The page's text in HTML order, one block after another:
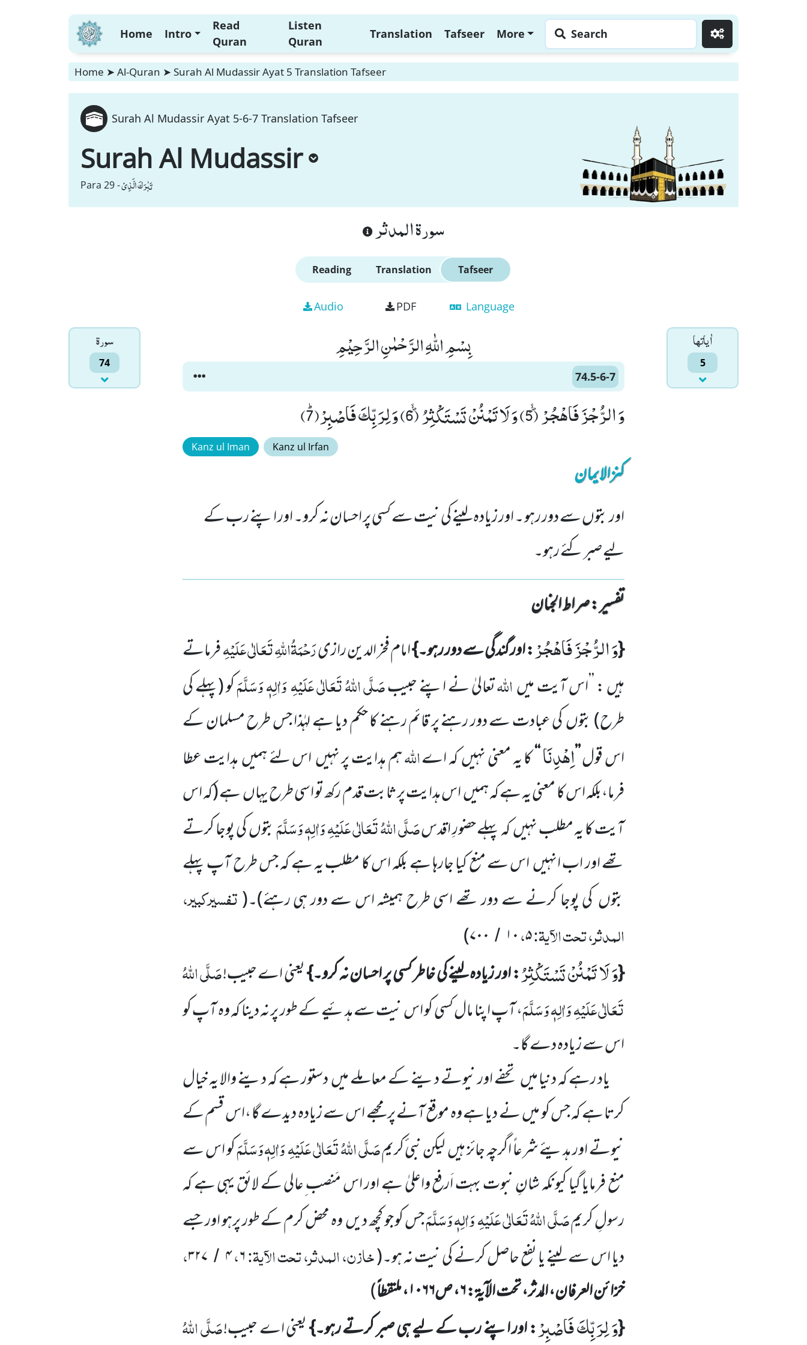
Home Intro
Read
Quran
Listen
Quran
Translation Tafseer More Search
Home ➤ Al-Quran ➤ Surah Al Mudassir Ayat 5 Translation Tafseer
Surah Al Mudassir Ayat 5-6-7 Translation Tafseer
Surah Al Mudassir
Para 29 -تَبٰرَكَ الَّذِیْ
سورة المدثر
Reading Translation Tafseer
Audio PDF Language
سورۃ
74
اٰياتها
5
بِسْمِ اللّٰهِ الرَّحْمٰنِ الرَّحِیْمِ
74.5-6-7
وَ الرُّجْزَ فَاهْجُرْﭪ (5) وَ لَا تَمْنُنْ تَسْتَكْثِرُﭪ (6) وَ لِرَبِّكَ فَاصْبِرْﭤ(7)
Kanz ul Iman Kanz ul Irfan
کنزالایمان
اور بتوں سے دور رہو ۔ اور زیادہ لینے کی نیت سے کسی پر احسان نہ کرو۔ اور اپنے رب کے
لیے صبر کئے رہو۔
تفسیر : ‎صراط الجنان
{وَ الرُّجْزَ فَاهْجُرْ: اور گندگی سے دور رہو۔}امام فخر الدین رازیرَحْمَۃُاللّٰہِ تَعَالٰی عَلَیْہِفرماتے
ہیں :’’اس آیت میںاللّٰہتعالیٰ نے اپنے حبیبصَلَّی اللّٰہُ تَعَالٰی عَلَیْہِوَاٰلِہٖ وَسَلَّمَکو(پہلے کی
طرح)بتوںکی عبادت سے دور رہنے پر قائم رہنے کاحکم دیا ہے لہٰذا جس طرح مسلمان کے
اس قول’’اِهْدِنَا‘‘کا یہ معنی نہیںکہ اےاللّٰہہم ہدایت پر نہیںاس لئے ہمیںہدایت عطا
فرما،بلکہ اس کا معنی یہ ہے کہ ہمیںاس ہدایت پر ثابت قدم رکھ تو اسی طرح یہاںہے(کہ اس
آیت کا یہ مطلب نہیںکہ پہلے حضورِ اقدسصَلَّی اللّٰہُ تَعَالٰی عَلَیْہِوَاٰلِہٖ وَسَلَّمَبتوںکی پوجا کرتے
تھے اور اب انہیںاس سے منع کیا جارہا ہے بلکہ اس کا مطلب یہ ہے کہ جس طرح آپ پہلے
بتوں کی پوجا کرنے سے دور تھے اسی طرح ہمیشہ اس سے دور ہی رہئے)۔(تفسیرکبیر،
المدثر، تحت الآیۃ:۵،۱۰ / ۷۰۰)
{وَ لَا تَمْنُنْ تَسْتَكْثِرُ: اور زیادہ لینے کی خاطر کسی پر احسان نہ کرو۔}یعنی اے حبیب!صَلَّی اللّٰہُ
تَعَالٰی عَلَیْہِوَاٰلِہٖ وَسَلَّمَ، آپ اپنا مال کسی کو اس نیت سے ہدئیے کے طور پر نہ دینا کہ وہ آپ کو
اس سے زیادہ دے گا۔
یاد رہے کہ دنیا میںتحفے اور نیوتے دینے کے معاملے میںدستور ہے کہ دینے والا یہ خیال
کرتا ہے کہ جس کو میںنے دیا ہے وہ موقع آنے پر مجھے اس سے زیادہ دیدے گا ،اس قسم کے
نیوتے اور ہدیئے شرعاً اگرچہ جائز ہیںلیکننبی ٔکریمصَلَّی اللّٰہُ تَعَالٰی عَلَیْہِوَاٰلِہٖ وَسَلَّمَکو اس سے
منع فرمایا گیا کیونکہ شانِ نبوت بہت اَرفع واعلیٰ ہے اور اس مَنصب ِعالیکے لائق یہی ہے کہ
رسولِ کریمصَلَّی اللّٰہُ تَعَالٰی عَلَیْہِوَاٰلِہٖ وَسَلَّمَجس کو جو کچھ دیںوہ محض کرم کے طور پرہو اور جسے
دیا اس سے لینے یا نفع حاصل کرنے کی نیت نہ ہو۔(خازن، المدثر، تحت الآیۃ:۶،۴ / ۳۲۷،
خزائن العرفان، المدثر، تحت الآیۃ:۶، ص۱۰۶۶، ملتقطاً)
{وَ لِرَبِّكَ فَاصْبِرْ: اور اپنے رب کے لیے ہی صبر کرتے رہو۔}یعنی اے حبیب!صَلَّی اللّٰہُ